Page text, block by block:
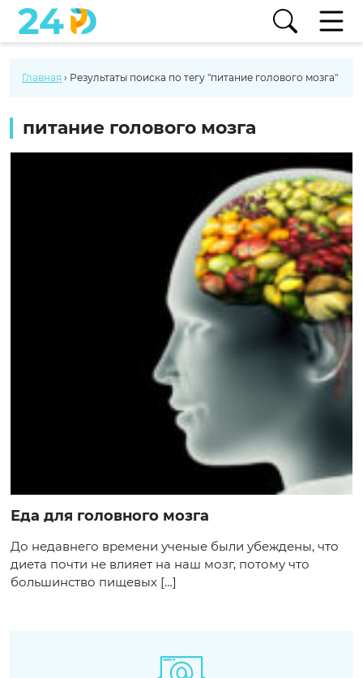
Главная › Результаты поиска по тегу "питание голового мозга"
питание голового мозга
Еда для головного мозга
До недавнего времени ученые были убеждены, что
диета почти не влияет на наш мозг, потому что
большинство пищевых […]